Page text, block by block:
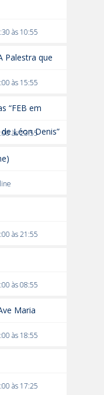
às 10:55
Palestra que
às 15:55
“FEB em
Léon Denis”
às 23:55
às 21:55
às 08:55
Maria
às 18:55
às 17:25